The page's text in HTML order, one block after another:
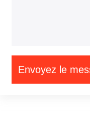
Envoyez le